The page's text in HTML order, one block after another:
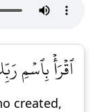
ٱقۡرَأۡ بِٱسۡمِ
created,